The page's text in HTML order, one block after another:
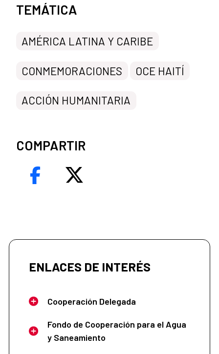
Categorías de la noticia
TEMÁTICA
AMÉRICA LATINA Y CARIBE
CONMEMORACIONES OCE HAITÍ
ACCIÓN HUMANITARIA
COMPARTIR
ENLACES DE INTERÉS
Cooperación Delegada
Fondo de Cooperación para el Agua
y Saneamiento